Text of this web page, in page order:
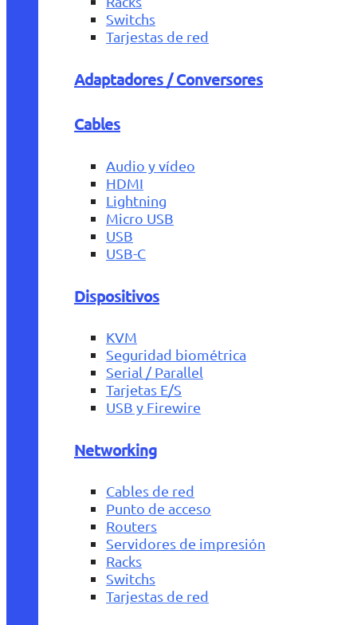
Switchs
Tarjestas de red
Adaptadores / Conversores
Cables
Audio y vídeo
HDMI
Lightning
Micro USB
USB
USB-C
Dispositivos
KVM
Seguridad biométrica
Serial / Parallel
Tarjetas E/S
USB y Firewire
Networking
Cables de red
Punto de acceso
Routers
Servidores de impresión
Racks
Switchs
Tarjestas de red